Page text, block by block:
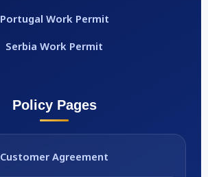
Portugal Work Permit
Serbia Work Permit
Policy Pages
Customer Agreement